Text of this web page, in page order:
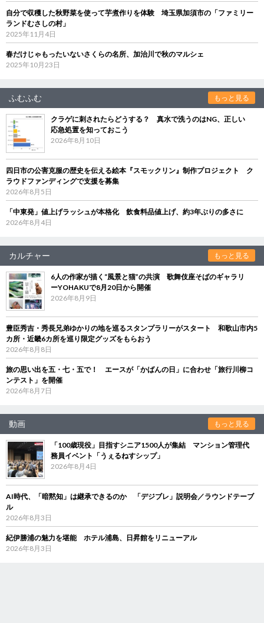
自分で収穫した秋野菜を使って芋煮作りを体験 埼玉県加須市の「ファミリー
ランドむさしの村」
2025年11月4日
春だけじゃもったいないさくらの名所、加治川で秋のマルシェ
2025年10月23日
ふむふむ もっと見る
クラゲに刺されたらどうする？ 真水で洗うのはNG、正しい
応急処置を知っておこう
2026年8月10日
四日市の公害克服の歴史を伝える絵本『スモックリン』制作プロジェクト ク
ラウドファンディングで支援を募集
2026年8月5日
「中東発」値上げラッシュが本格化 飲食料品値上げ、約3年ぶりの多さに
2026年8月4日
カルチャー もっと見る
6人の作家が描く“風景と猫”の共演 歌舞伎座そばのギャラリ
ーYOHAKUで8月20日から開催
2026年8月9日
豊臣秀吉・秀長兄弟ゆかりの地を巡るスタンプラリーがスタート 和歌山市内5
カ所・近畿6カ所を巡り限定グッズをもらおう
2026年8月8日
旅の思い出を五・七・五で！ エースが「かばんの日」に合わせ「旅行川柳コ
ンテスト」を開催
2026年8月7日
動画 もっと見る
「100歳現役」目指すシニア1500人が集結 マンション管理代
務員イベント「うぇるねすシップ」
2026年8月4日
AI時代、「暗黙知」は継承できるのか 「デジブレ」説明会／ラウンドテーブ
ル
2026年8月3日
紀伊勝浦の魅力を堪能 ホテル浦島、日昇館をリニューアル
2026年8月3日